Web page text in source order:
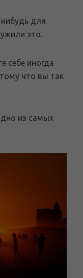
для
это.
себе иногда
что вы так
из самых